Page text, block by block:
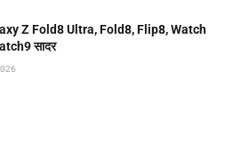
Z Fold8 Ultra, Fold8, Flip8, Watch
सादर